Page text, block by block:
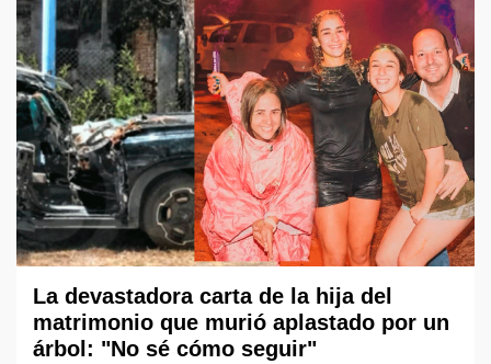
La devastadora carta de la hija del
matrimonio que murió aplastado por un
árbol: "No sé cómo seguir"